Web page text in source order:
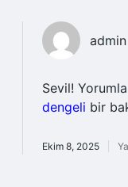
admin
Sevil!
dengeli bir
Ekim 8, 2025